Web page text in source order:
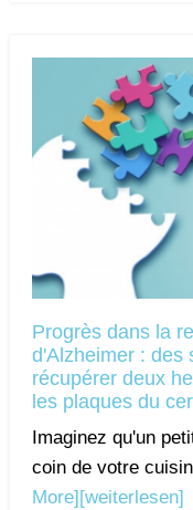
Progrès dans la
d'Alzheimer : des
récupérer deux
les plaques du
Imaginez qu'un
coin de votre
More][weiterlesen]